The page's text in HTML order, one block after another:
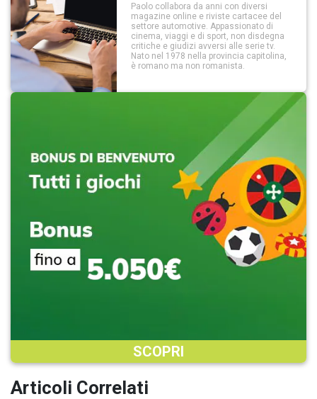
Paolo collabora da anni con diversi
magazine online e riviste cartacee del
settore automotive. Appassionato di
cinema, viaggi e di sport, non disdegna
critiche e giudizi avversi alle serie tv.
Nato nel 1978 nella provincia capitolina,
è romano ma non romanista.
SCOPRI
Articoli Correlati